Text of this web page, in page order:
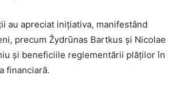
au apreciat inițiativa, manifestând
precum Žydrūnas Bartkus și Nicolae
și beneficiile reglementării plăților în
financiară.